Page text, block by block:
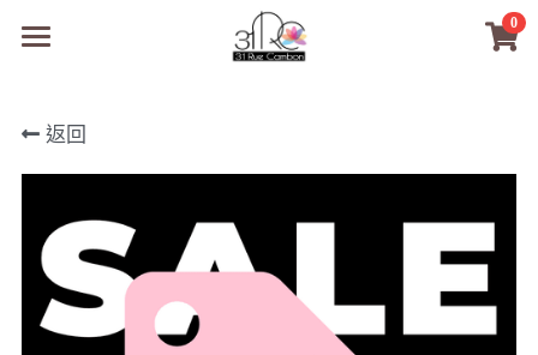
0
商品
PreMedi眼部護理
PreMedi眼部護理
數位電子書
品牌開店包
OEM訂製
返回
×
商品分類
所有商品分類